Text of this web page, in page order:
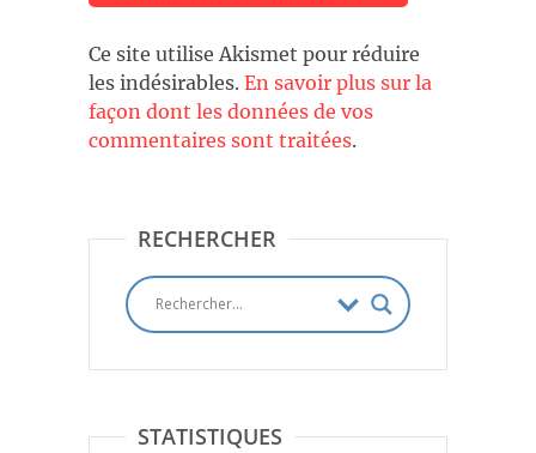
Ce site utilise Akismet pour réduire
les indésirables. En savoir plus sur la
façon dont les données de vos
commentaires sont traitées.
RECHERCHER
STATISTIQUES